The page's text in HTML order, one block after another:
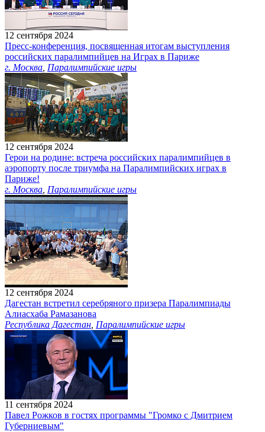
12 сентября 2024
Пресс-конференция, посвященная итогам выступления
российских паралимпийцев на Играх в Париже
г. Москва Паралимпийские игры
12 сентября 2024
Герои на родине: встреча российских паралимпийцев в
аэропорту после триумфа на Паралимпийских играх в
Париже!
г. Москва Паралимпийские игры
12 сентября 2024
Дагестан встретил серебряного призера Паралимпиады
Алиасхаба Рамазанова
Республика Дагестан Паралимпийские игры
11 сентября 2024
Павел Рожков в гостях программы "Громко с Дмитрием
Губерниевым"